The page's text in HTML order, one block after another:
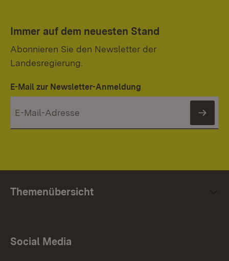
Immer auf dem neuesten Stand
Abonnieren Sie den Newsletter der
Landesregierung.
E-Mail zur Newsletter-Anmeldung
Themenübersicht
Social Media